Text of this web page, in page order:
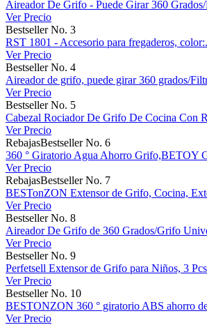
Aireador De Grifo - Puede Girar 360
Ver Precio
Bestseller No. 3
RST 1801 - Accesorio para fregaderos,
Ver Precio
Bestseller No. 4
Aireador de grifo, puede girar 360 grados/
Ver Precio
Bestseller No. 5
Cabezal Rociador De Grifo De Cocina Con
Ver Precio
RebajasBestseller No. 6
360 ° Giratorio Agua Ahorro Grifo,BETOY
Ver Precio
RebajasBestseller No. 7
BESTonZON Extensor de Grifo, Cocina,
Ver Precio
Bestseller No. 8
Aireador De Grifo de 360 Grados/Grifo
Ver Precio
Bestseller No. 9
Perfetsell Extensor de Grifo para Niños, 3
Ver Precio
Bestseller No. 10
BESTONZON 360 ° giratorio ABS ahorro
Ver Precio